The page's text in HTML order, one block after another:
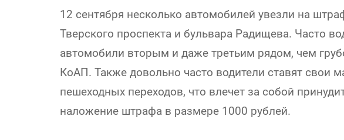
12 сентября несколько автомобилей увезли на
Тверского проспекта и бульвара Радищева. Часто
автомобили вторым и даже третьим рядом, чем
КоАП. Также довольно часто водители ставят свои
пешеходных переходов, что влечет за собой
наложение штрафа в размере 1000 рублей.